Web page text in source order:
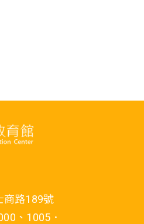
商路189號
、1005．